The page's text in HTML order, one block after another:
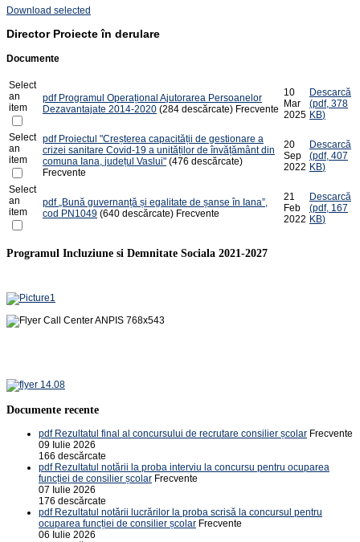
Download selected
Director Proiecte în derulare
Documente
Select
an
item
pdf Programul Operațional Ajutorarea Persoanelor
Dezavantajate 2014-2020 (284 descărcate) Frecvente
10
Mar
2025
Descarcă
(pdf, 378
KB)
Select
an
item
pdf Proiectul "Creșterea capacității de gestionare a
crizei sanitare Covid-19 a unităților de învățământ din
comuna Iana, județul Vaslui" (476 descărcate)
Frecvente
20
Sep
2022
Descarcă
(pdf, 407
KB)
Select
an
item
pdf „Bună guvernanță și egalitate de șanse în Iana”,
cod PN1049 (640 descărcate) Frecvente
21
Feb
2022
Descarcă
(pdf, 167
KB)
Programul Incluziune si Demnitate Sociala 2021-2027
Documente recente
pdf Rezultatul final al concursului de recrutare consilier școlar Frecvente
09 Iulie 2026
166 descărcate
pdf Rezultatul notării la proba interviu la concursu pentru ocuparea
funcției de consilier școlar Frecvente
07 Iulie 2026
176 descărcate
pdf Rezultatul notării lucrărilor la proba scrisă la concursul pentru
ocuparea funcției de consilier școlar Frecvente
06 Iulie 2026